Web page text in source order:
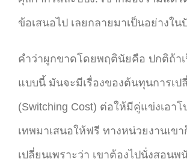
ข้อเสนอไป เลยกลายมาเป็นอย่างใ
คำว่าผูกขาดโดยพฤตินัยคือ ปกติถ้าเ
แบบนี้ มันจะมีเรื่องของต้นทุนการเป
(Switching Cost) ต่อให้มีคู่แข่งเอา
เทพมาเสนอให้ฟรี ทางหน่วยงานเข
เปลี่ยนเพราะว่า เขาต้องไปนั่งสอนพ